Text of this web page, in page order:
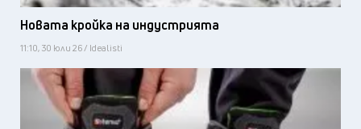
Новата кройка на индустрията
11:10, 30 юли 26 / Idealisti